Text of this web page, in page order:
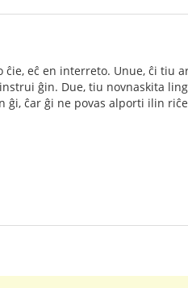
eĉ en interreto. Unue, ĉi tiu
ĝin. Due, tiu novnaskita
ĉar ĝi ne povas alporti ilin